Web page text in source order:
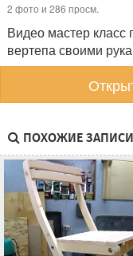
2 фото и 286 просм.
Видео мастер класс
вертепа своими
ПОХОЖИЕ ЗАПИСИ